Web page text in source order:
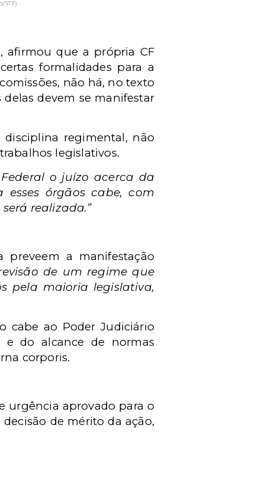
STF)
afirmou que a própria CF
formalidades para a
não há, no texto
devem se manifestar
regimental, não
legislativos.
o juízo acerca da
órgãos cabe, com
realizada.”
a manifestação
de um regime que
pela maioria legislativa,
cabe ao Poder Judiciário
e do alcance de normas
corporis.
urgência aprovado para o
de mérito da ação,